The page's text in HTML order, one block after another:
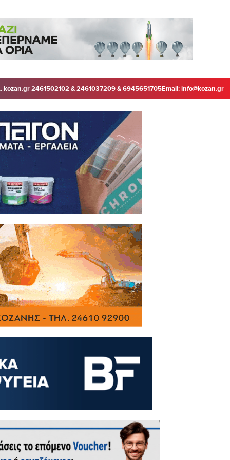
kozan.gr 2461502102 & 2461037209 & 6945651705Email:info@kozan.gr